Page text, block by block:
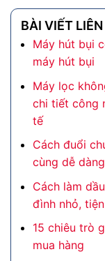
BÀI VIẾT
Máy hút bụi
máy hút bụi
Máy lọc
chi tiết công
tế
Cách đuổi
cùng dễ dàng
Cách làm
đình nhỏ,
15 chiêu trò
mua hàng